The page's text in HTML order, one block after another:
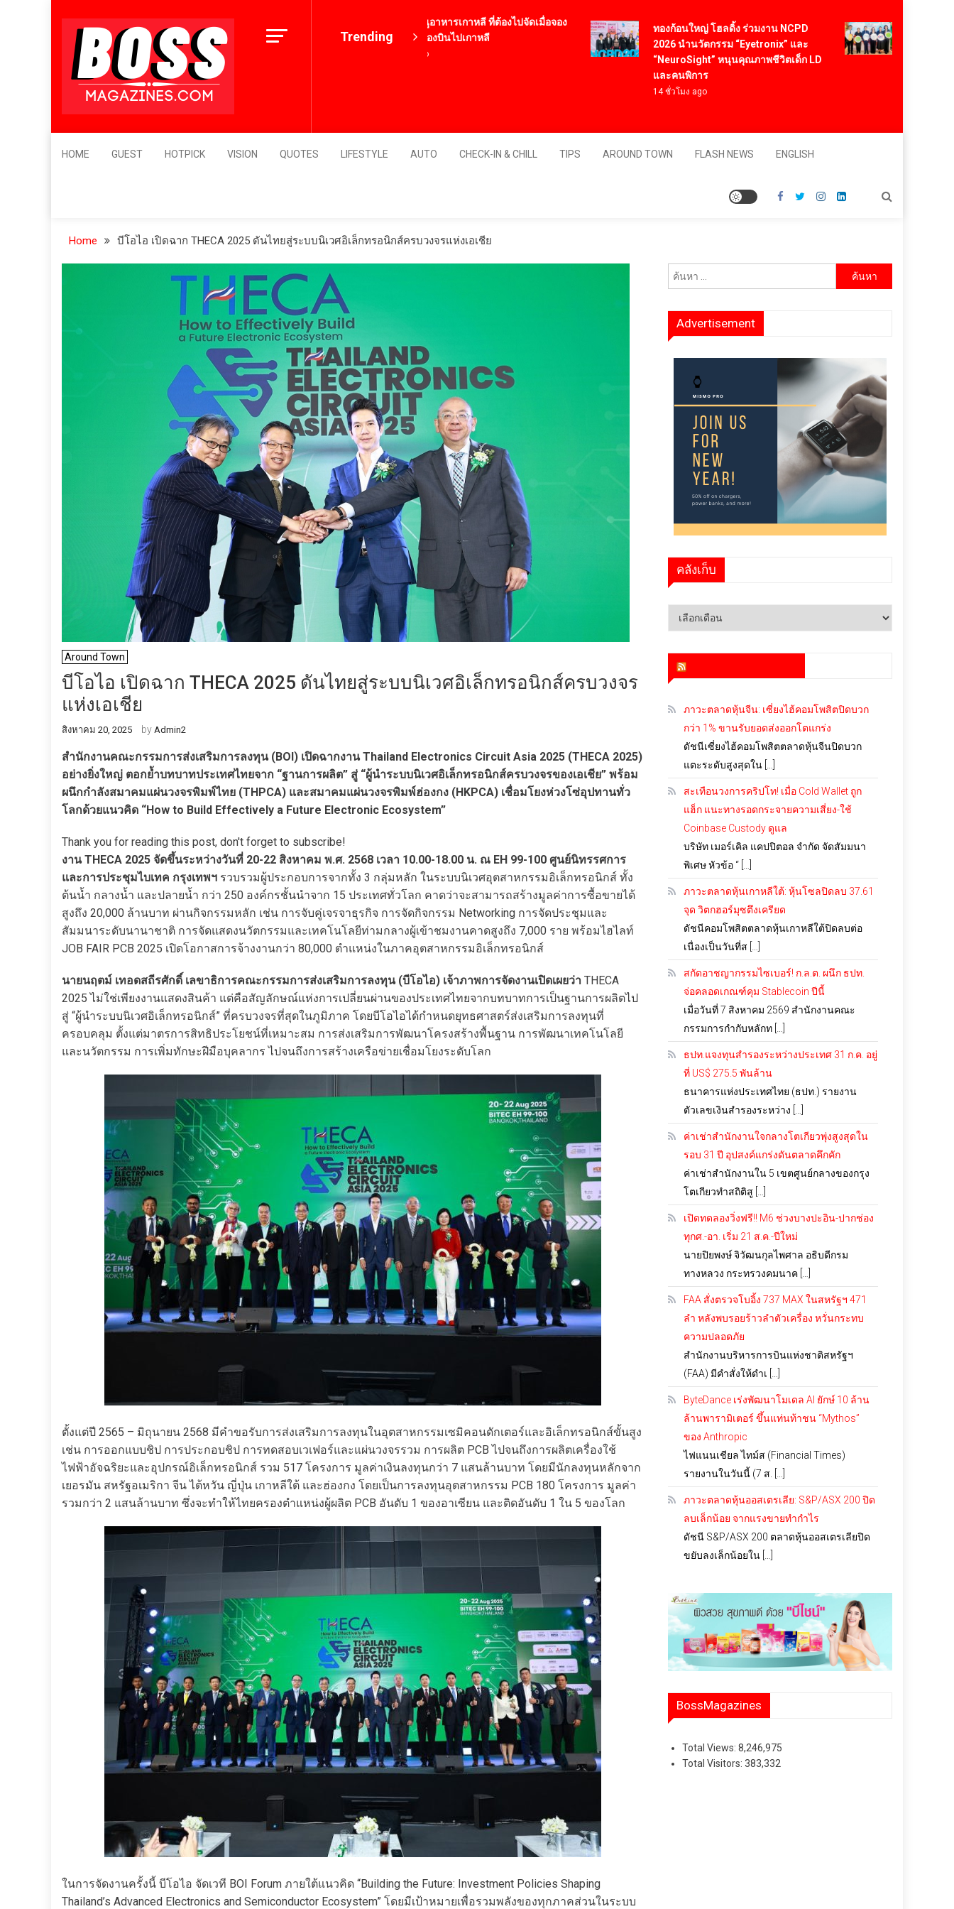
content
BossMagazinesThailand
Leader's Vision
Trending
12 เมนูอาหารเกาหลี ที่ต้องไปจัดเมื่อจอง
ตั๋วเครื่องบินไปเกาหลี
ทองก้อนใหญ่ โฮลดิ้ง ร่วมงาน NCPD
2026 นำนวัตกรรม “Eyetronix” และ
“NeuroSight” หนุนคุณภาพชีวิตเด็ก LD
และคนพิการ
14 ชั่วโมง ago
คต. ปลื้ม Think
สำเร็จตามเป้า
HOME GUEST HOTPICK VISION QUOTES LIFESTYLE AUTO CHECK-IN & CHILL TIPS AROUND TOWN FLASH NEWS ENGLISH
Home บีโอไอ เปิดฉาก THECA 2025 ดันไทยสู่ระบบนิเวศอิเล็กทรอนิกส์ครบวงจรแห่งเอเชีย
Around Town
บีโอไอ เปิดฉาก THECA 2025 ดันไทยสู่ระบบนิเวศอิเล็กทรอนิกส์ครบวงจร
แห่งเอเชีย
สิงหาคม 20, 2025 by Admin2
สำนักงานคณะกรรมการส่งเสริมการลงทุน (BOI) เปิดฉากงาน Thailand Electronics Circuit Asia 2025 (THECA 2025)
อย่างยิ่งใหญ่ ตอกย้ำบทบาทประเทศไทยจาก “ฐานการผลิต” สู่ “ผู้นำระบบนิเวศอิเล็กทรอนิกส์ครบวงจรของเอเชีย” พร้อม
ผนึกกำลังสมาคมแผ่นวงจรพิมพ์ไทย (THPCA) และสมาคมแผ่นวงจรพิมพ์ฮ่องกง (HKPCA) เชื่อมโยงห่วงโซ่อุปทานทั่ว
โลกด้วยแนวคิด “How to Build Effectively a Future Electronic Ecosystem”
Thank you for reading this post, don't forget to subscribe!
งาน THECA 2025 จัดขึ้นระหว่างวันที่ 20-22 สิงหาคม พ.ศ. 2568 เวลา 10.00-18.00 น. ณ EH 99-100 ศูนย์นิทรรศการ
และการประชุมไบเทค กรุงเทพฯ รวบรวมผู้ประกอบการจากทั้ง 3 กลุ่มหลัก ในระบบนิเวศอุตสาหกรรมอิเล็กทรอนิกส์ ทั้ง
ต้นน้ำ กลางน้ำ และปลายน้ำ กว่า 250 องค์กรชั้นนำจาก 15 ประเทศทั่วโลก คาดว่าจะสามารถสร้างมูลค่าการซื้อขายได้
สูงถึง 20,000 ล้านบาท ผ่านกิจกรรมหลัก เช่น การจับคู่เจรจาธุรกิจ การจัดกิจกรรม Networking การจัดประชุมและ
สัมมนาระดับนานาชาติ การจัดแสดงนวัตกรรมและเทคโนโลยีท่ามกลางผู้เข้าชมงานคาดสูงถึง 7,000 ราย พร้อมไฮไลท์
JOB FAIR PCB 2025 เปิดโอกาสการจ้างงานกว่า 80,000 ตำแหน่งในภาคอุตสาหกรรมอิเล็กทรอนิกส์
นายนฤตม์ เทอดสถีรศักดิ์ เลขาธิการคณะกรรมการส่งเสริมการลงทุน (บีโอไอ) เจ้าภาพการจัดงานเปิดเผยว่า THECA
2025 ไม่ใช่เพียงงานแสดงสินค้า แต่คือสัญลักษณ์แห่งการเปลี่ยนผ่านของประเทศไทยจากบทบาทการเป็นฐานการผลิตไป
สู่ “ผู้นำระบบนิเวศอิเล็กทรอนิกส์” ที่ครบวงจรที่สุดในภูมิภาค โดยบีโอไอได้กำหนดยุทธศาสตร์ส่งเสริมการลงทุนที่
ครอบคลุม ตั้งแต่มาตรการสิทธิประโยชน์ที่เหมาะสม การส่งเสริมการพัฒนาโครงสร้างพื้นฐาน การพัฒนาเทคโนโลยี
และนวัตกรรม การเพิ่มทักษะฝีมือบุคลากร ไปจนถึงการสร้างเครือข่ายเชื่อมโยงระดับโลก
ตั้งแต่ปี 2565 – มิถุนายน 2568 มีคำขอรับการส่งเสริมการลงทุนในอุตสาหกรรมเซมิคอนดักเตอร์และอิเล็กทรอนิกส์ขั้นสูง
เช่น การออกแบบชิป การประกอบชิป การทดสอบเวเฟอร์และแผ่นวงจรรวม การผลิต PCB ไปจนถึงการผลิตเครื่องใช้
ไฟฟ้าอัจฉริยะและอุปกรณ์อิเล็กทรอนิกส์ รวม 517 โครงการ มูลค่าเงินลงทุนกว่า 7 แสนล้านบาท โดยมีนักลงทุนหลักจาก
เยอรมัน สหรัฐอเมริกา จีน ไต้หวัน ญี่ปุ่น เกาหลีใต้ และฮ่องกง โดยเป็นการลงทุนอุตสาหกรรม PCB 180 โครงการ มูลค่า
รวมกว่า 2 แสนล้านบาท ซึ่งจะทำให้ไทยครองตำแหน่งผู้ผลิต PCB อันดับ 1 ของอาเซียน และติดอันดับ 1 ใน 5 ของโลก
ในการจัดงานครั้งนี้ บีโอไอ จัดเวที BOI Forum ภายใต้แนวคิด “Building the Future: Investment Policies Shaping
Thailand’s Advanced Electronics and Semiconductor Ecosystem” โดยมีเป้าหมายเพื่อรวมพลังของทุกภาคส่วนในระบบ
ค้นหา
Advertisement
คลังเก็บ
คลัง
ภาวะตลาดหุ้นจีน: เซี่ยงไฮ้คอมโพสิตปิดบวก
กว่า 1% ขานรับยอดส่งออกโตแกร่ง
ดัชนีเซี่ยงไฮ้คอมโพสิตตลาดหุ้นจีนปิดบวก
แตะระดับสูงสุดใน […]
สะเทือนวงการคริปโท! เมื่อ Cold Wallet ถูก
แฮ็ก แนะทางรอดกระจายความเสี่ยง-ใช้
Coinbase Custody ดูแล
บริษัท เมอร์เคิล แคปปิตอล จำกัด จัดสัมมนา
พิเศษ หัวข้อ “ […]
ภาวะตลาดหุ้นเกาหลีใต้: หุ้นโซลปิดลบ 37.61
จุด วิตกฮอร์มุซตึงเครียด
ดัชนีคอมโพสิตตลาดหุ้นเกาหลีใต้ปิดลบต่อ
เนื่องเป็นวันที่ส […]
สกัดอาชญากรรมไซเบอร์! ก.ล.ต. ผนึก ธปท.
จ่อคลอดเกณฑ์คุม Stablecoin ปีนี้
เมื่อวันที่ 7 สิงหาคม 2569 สำนักงานคณะ
กรรมการกำกับหลักท […]
ธปท.แจงทุนสำรองระหว่างประเทศ 31 ก.ค. อยู่
ที่ US$ 275.5 พันล้าน
ธนาคารแห่งประเทศไทย (ธปท.) รายงาน
ตัวเลขเงินสำรองระหว่าง […]
ค่าเช่าสำนักงานใจกลางโตเกียวพุ่งสูงสุดใน
รอบ 31 ปี อุปสงค์แกร่งดันตลาดคึกคัก
ค่าเช่าสำนักงานใน 5 เขตศูนย์กลางของกรุง
โตเกียวทำสถิติสู […]
เปิดทดลองวิ่งฟรี!! M6 ช่วงบางปะอิน-ปากช่อง
ทุกศ.-อา. เริ่ม 21 ส.ค.-ปีใหม่
นายปิยพงษ์ จิวัฒนกุลไพศาล อธิบดีกรม
ทางหลวง กระทรวงคมนาค […]
FAA สั่งตรวจโบอิ้ง 737 MAX ในสหรัฐฯ 471
ลำ หลังพบรอยร้าวลำตัวเครื่อง หวั่นกระทบ
ความปลอดภัย
สำนักงานบริหารการบินแห่งชาติสหรัฐฯ
(FAA) มีคำสั่งให้ดำเ […]
ByteDance เร่งพัฒนาโมเดล AI ยักษ์ 10 ล้าน
ล้านพารามิเตอร์ ขึ้นแท่นท้าชน “Mythos”
ของ Anthropic
ไฟแนนเชียล ไทม์ส (Financial Times)
รายงานในวันนี้ (7 ส. […]
ภาวะตลาดหุ้นออสเตรเลีย: S&P/ASX 200 ปิด
ลบเล็กน้อย จากแรงขายทำกำไร
ดัชนี S&P/ASX 200 ตลาดหุ้นออสเตรเลียปิด
ขยับลงเล็กน้อยใน […]
BossMagazines
Total Views:8,246,975
Total Visitors:383,332